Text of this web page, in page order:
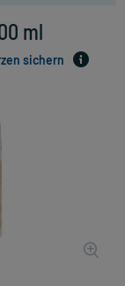
ml
sichern